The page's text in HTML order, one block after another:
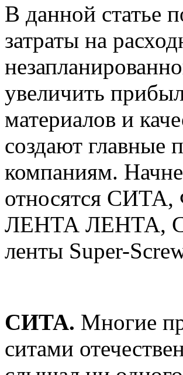
В данной статье
затраты на
увеличить
материалов и
создают
компаниям.
относятся
ЛЕНТА ЛЕНТА,
ленты Super-
СИТА. Многие
ситами